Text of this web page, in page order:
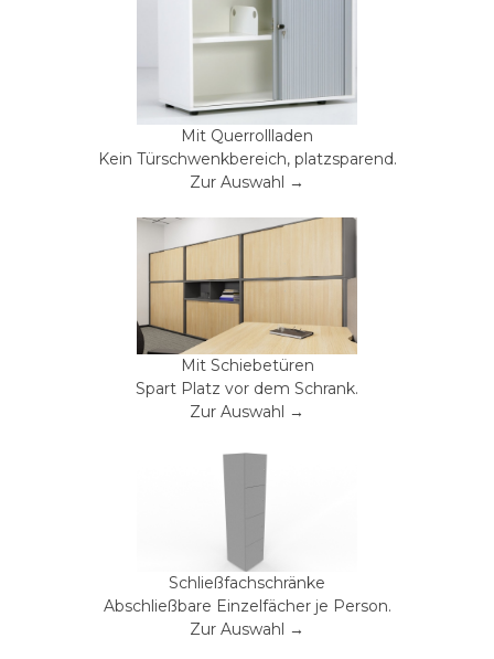
Mit Querrollladen
Kein Türschwenkbereich, platzsparend.
Zur Auswahl →
Mit Schiebetüren
Spart Platz vor dem Schrank.
Zur Auswahl →
Schließfachschränke
Abschließbare Einzelfächer je Person.
Zur Auswahl →